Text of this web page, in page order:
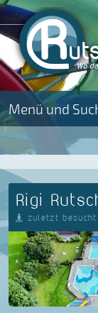
Menü und
Rigi
zuletzt